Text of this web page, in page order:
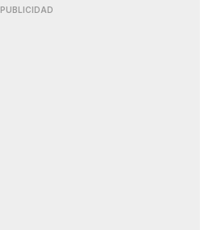
PUBLICIDAD